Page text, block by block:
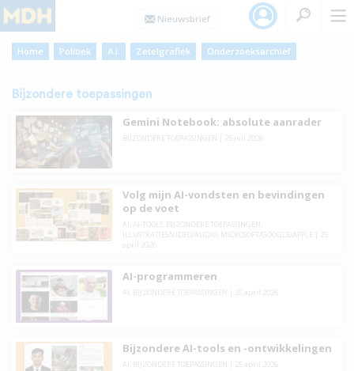
Home Politiek A.I. Zetelgrafiek Onderzoeksarchief
Bijzondere toepassingen
Gemini Notebook: absolute aanrader
BIJZONDERE TOEPASSINGEN 25 juli 2026
Volg mijn AI-vondsten en bevindingen
op de voet
AI AI-TOOLS, BIJZONDERE TOEPASSINGEN
ILLUSTRATIES/VIDEO/AUDIO
MICROSOFT/GOOGLE/APPLE
25
april 2026
AI-programmeren
AI BIJZONDERE TOEPASSINGEN 26 april 2026
Bijzondere AI-tools en -ontwikkelingen
AI BIJZONDERE TOEPASSINGEN 25 april 2026